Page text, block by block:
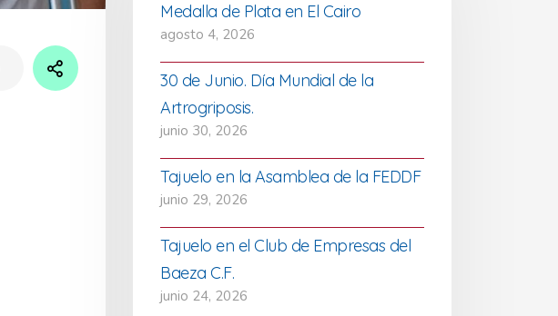
Medalla de Plata en El Cairo
agosto 4, 2026
30 de Junio. Día Mundial de la
Artrogriposis.
junio 30, 2026
Tajuelo en la Asamblea de la FEDDF
junio 29, 2026
Tajuelo en el Club de Empresas del
Baeza C.F.
junio 24, 2026